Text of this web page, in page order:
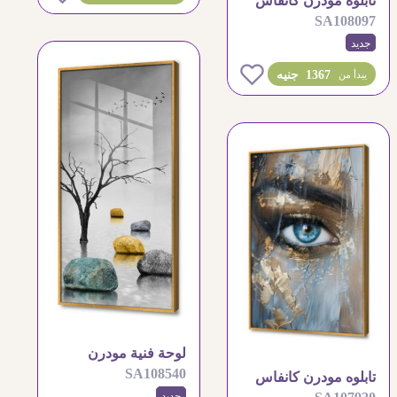
بنقوش ذهبية فخمة
SA108097
جديد
1367 جنيه يبدأ من
لوحة فنية مودرن
لشجرة وصخور هادئة
SA108540
تابلوه مودرن كانفاس